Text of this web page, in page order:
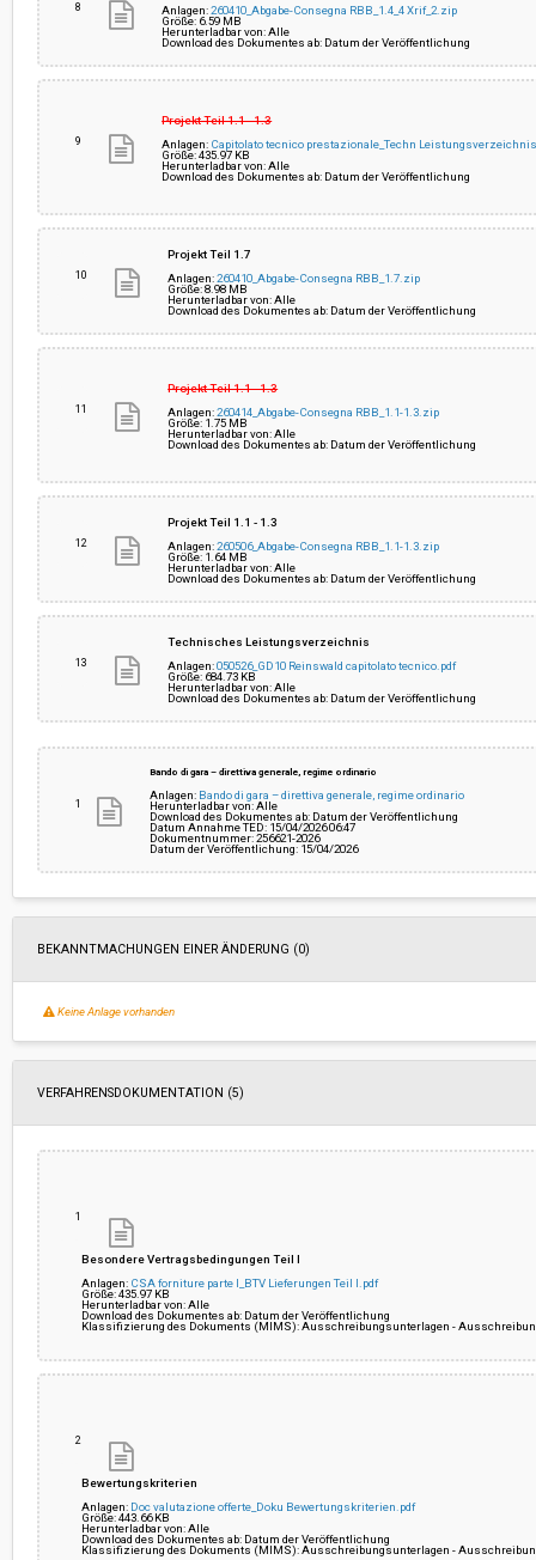
8
Anlagen:260410_Abgabe-Consegna RBB_1.4_4 Xrif_2.zip
Größe: 6.59 MB
Herunterladbar von: Alle
Download des Dokumentes ab: Datum der Veröffentlichung
9
Projekt Teil 1.1 - 1.3
Anlagen: Capitolato tecnico prestazionale_Techn
Größe: 435.97 KB
Herunterladbar von: Alle
Download des Dokumentes ab: Datum der Veröffentlichung
10
Projekt Teil 1.7
Anlagen:260410_Abgabe-Consegna RBB_1.7.zip
Größe: 8.98 MB
Herunterladbar von: Alle
Download des Dokumentes ab: Datum der Veröffentlichung
11
Projekt Teil 1.1 - 1.3
Anlagen:260414_Abgabe-Consegna RBB_1.1-1.3.zip
Größe: 1.75 MB
Herunterladbar von: Alle
Download des Dokumentes ab: Datum der Veröffentlichung
12
Projekt Teil 1.1 - 1.3
Anlagen:260506_Abgabe-Consegna RBB_1.1-1.3.zip
Größe: 1.64 MB
Herunterladbar von: Alle
Download des Dokumentes ab: Datum der Veröffentlichung
13
Technisches Leistungsverzeichnis
Anlagen:050526_GD10 Reinswald capitolato tecnico.pdf
Größe: 684.73 KB
Herunterladbar von: Alle
Download des Dokumentes ab: Datum der Veröffentlichung
1
Bando di gara – direttiva generale, regime ordinario
Anlagen: Bando di gara – direttiva generale, regime ordinario
Herunterladbar von: Alle
Download des Dokumentes ab: Datum der Veröffentlichung
Datum Annahme TED: 15/04/2026 06:47
Dokumentnummer: 256621-2026
Datum der Veröffentlichung: 15/04/2026
BEKANNTMACHUNGEN EINER ÄNDERUNG (0)
Keine Anlage vorhanden
VERFAHRENSDOKUMENTATION (5)
1
Besondere Vertragsbedingungen Teil I
Anlagen: CSA forniture parte I_BTV Lieferungen Teil I.pdf
Größe: 435.97 KB
Herunterladbar von: Alle
Download des Dokumentes ab: Datum der Veröffentlichung
Klassifizierung des Dokuments (MIMS): Ausschreibungsunterlagen -
2
Bewertungskriterien
Anlagen: Doc valutazione offerte_Doku Bewertungskriterien.pdf
Größe: 443.66 KB
Herunterladbar von: Alle
Download des Dokumentes ab: Datum der Veröffentlichung
Klassifizierung des Dokuments (MIMS): Ausschreibungsunterlagen -